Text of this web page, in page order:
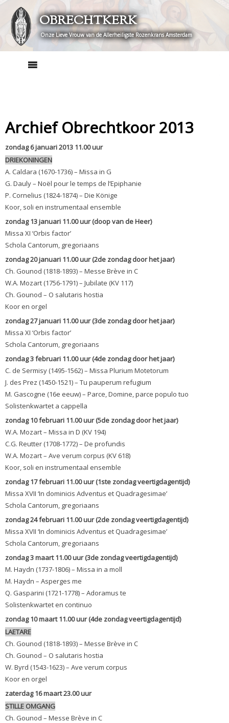
Skip
content
OBRECHTKERK
Onze Lieve Vrouw van de Allerheiligste Rozenkrans Amsterdam
Archief Obrechtkoor 2013
zondag 6 januari 2013 11.00 uur
DRIEKONINGEN
A. Caldara (1670-1736) – Missa in G
G. Dauly – Noël pour le temps de l’Epiphanie
P. Cornelius (1824-1874) – Die Könige
Koor, soli en instrumentaal ensemble
zondag 13 januari 11.00 uur (doop van de Heer)
Missa XI ‘Orbis factor’
Schola Cantorum, gregoriaans
zondag 20 januari 11.00 uur (2de zondag door het jaar)
Ch. Gounod (1818-1893) – Messe Brève in C
W.A. Mozart (1756-1791) – Jubilate (KV 117)
Ch. Gounod – O salutaris hostia
Koor en orgel
zondag 27 januari 11.00 uur (3de zondag door het jaar)
Missa XI ‘Orbis factor’
Schola Cantorum, gregoriaans
zondag 3 februari 11.00 uur (4de zondag door het jaar)
C. de Sermisy (1495-1562) – Missa Plurium Motetorum
J. des Prez (1450-1521) – Tu pauperum refugium
M. Gascogne (16e eeuw) – Parce, Domine, parce populo tuo
Solistenkwartet a cappella
zondag 10 februari 11.00 uur (5de zondag door het jaar)
W.A. Mozart – Missa in D (KV 194)
C.G. Reutter (1708-1772) – De profundis
W.A. Mozart – Ave verum corpus (KV 618)
Koor, soli en instrumentaal ensemble
zondag 17 februari 11.00 uur (1ste zondag veertigdagentijd)
Missa XVII ‘In dominicis Adventus et Quadragesimae’
Schola Cantorum, gregoriaans
zondag 24 februari 11.00 uur (2de zondag veertigdagentijd)
Missa XVII ‘In dominicis Adventus et Quadragesimae’
Schola Cantorum, gregoriaans
zondag 3 maart 11.00 uur (3de zondag veertigdagentijd)
M. Haydn (1737-1806) – Missa in a moll
M. Haydn – Asperges me
Q. Gasparini (1721-1778) – Adoramus te
Solistenkwartet en continuo
zondag 10 maart 11.00 uur (4de zondag veertigdagentijd)
LAETARE
Ch. Gounod (1818-1893) – Messe Brève in C
Ch. Gounod – O salutaris hostia
W. Byrd (1543-1623) – Ave verum corpus
Koor en orgel
zaterdag 16 maart 23.00 uur
STILLE OMGANG
Ch. Gounod – Messe Brève in C